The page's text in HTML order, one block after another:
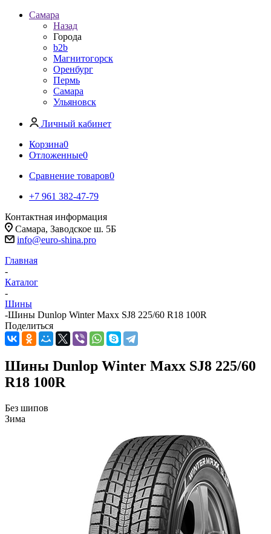
Самара
Назад
Города
b2b
Магнитогорск
Оренбург
Пермь
Самара
Ульяновск
Личный кабинет
Корзина0
Отложенные0
Сравнение товаров0
+7 961 382-47-79
Контактная информация
Самара, Заводское ш. 5Б
info@euro-shina.pro
Главная
-
Каталог
-
Шины
-Шины Dunlop Winter Maxx SJ8 225/60 R18 100R
Поделиться
Шины Dunlop Winter Maxx SJ8 225/60
R18 100R
Без шипов
Зима